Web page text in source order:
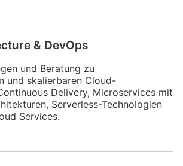
& DevOps
und Beratung zu
und skalierbaren Cloud-
Delivery, Microservices mit
Serverless-Technologien
Services.